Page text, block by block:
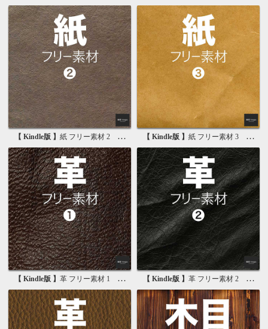
【 Kindle版 】 紙 フリー素材 2 無料で使える画像素材集 【 Kindle版 】 紙 フリー素材 3 無料で使える背景素材集
【 Kindle版 】 革 フリー素材 1 無料で使える写真素材集 【 Kindle版 】 革 フリー素材 2 無料で使える画像素材集